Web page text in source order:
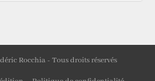
Rocchia - Tous droits réservés